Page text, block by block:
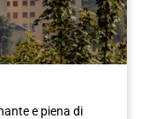
e piena di